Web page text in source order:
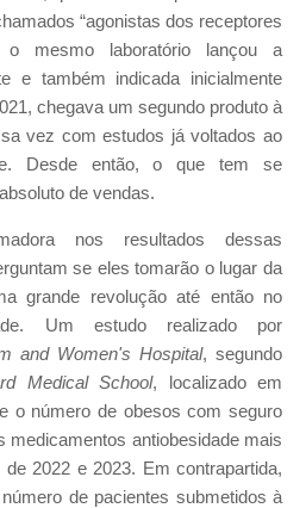
“agonistas dos receptores
mesmo laboratório lançou a
e também indicada inicialmente
chegava um segundo produto à
vez com estudos já voltados ao
Desde então, o que tem se
de vendas.
nos resultados dessas
se eles tomarão o lugar da
grande revolução até então no
Um estudo realizado por
and Women's Hospital, segundo
Medical School, localizado em
o número de obesos com seguro
medicamentos antiobesidade mais
2022 e 2023. Em contrapartida,
de pacientes submetidos à